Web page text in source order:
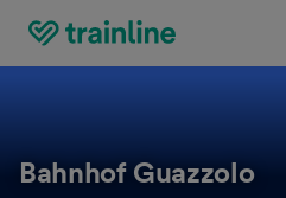
Bahnhof Guazzolo